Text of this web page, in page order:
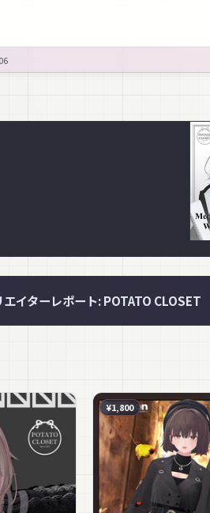
エイターレポート: POTATO CLOSET
¥1,800